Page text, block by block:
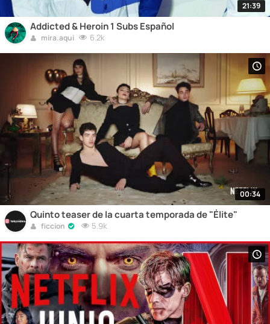
21:39
Addicted & Heroin 1 Subs Español
mira.aqui 6.2k
00:34
Quinto teaser de la cuarta temporada de "Élite"
ficcion 5.9k